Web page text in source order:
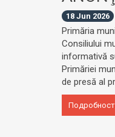
18 Jun 2026
Primăria
Consiliului
informativă
Primăriei
de presă al